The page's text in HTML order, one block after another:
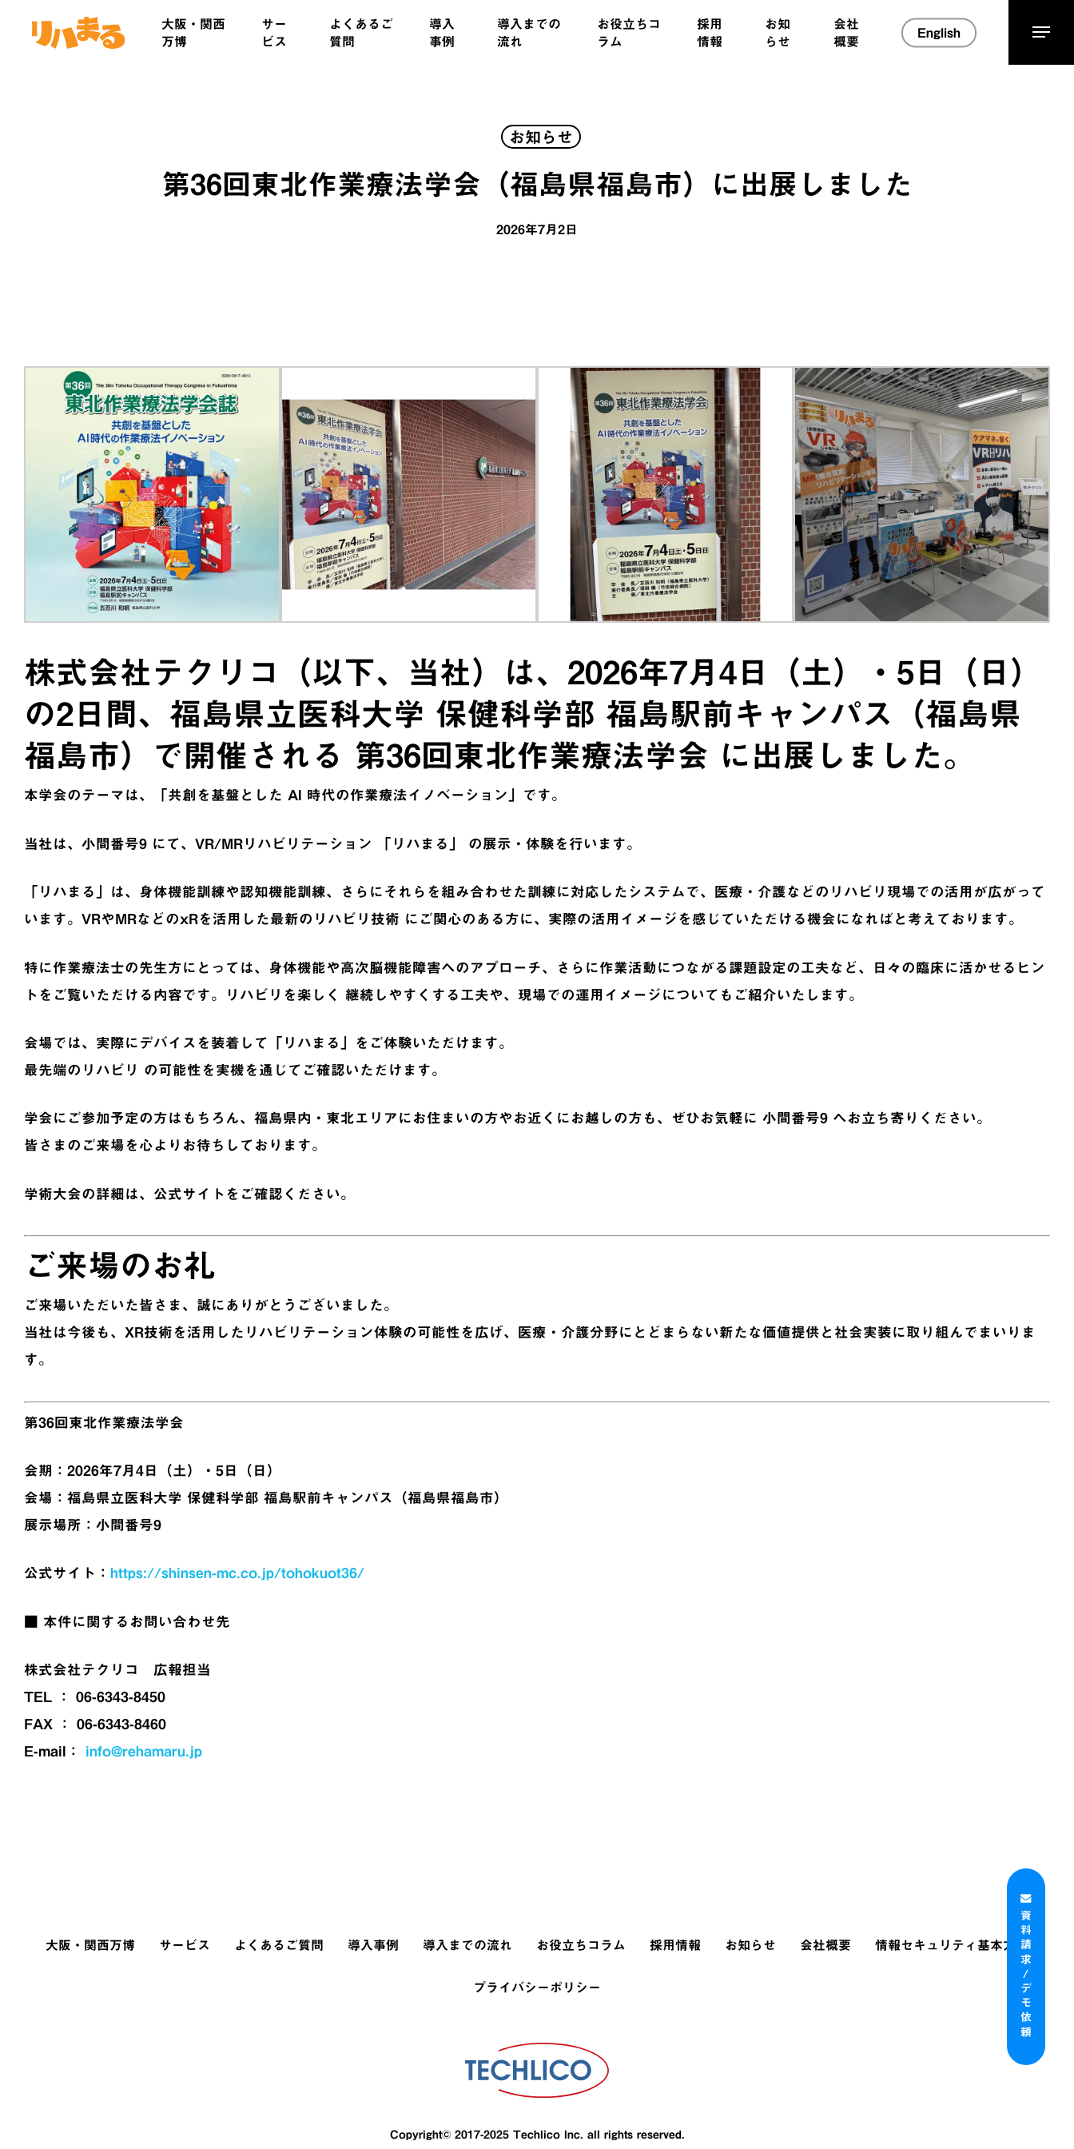
大阪・関西
万博
サー
ビス
よくあるご
質問
導入
事例
導入までの
流れ
お役立ちコ
ラム
採用
情報
お知
らせ
会社
概要
English Menu
資料請求/デモ依頼
お知らせ
第36回東北作業療法学会（福島県福島市）に出展しました
2026年7月2日
株式会社テクリコ（以下、当社）は、2026年7月4日（土）・5日（日）
の2日間、福島県立医科大学 保健科学部 福島駅前キャンパス（福島県
福島市）で開催される 第36回東北作業療法学会 に出展しました。
本学会のテーマは、「共創を基盤とした AI 時代の作業療法イノベーション」です。
当社は、小間番号9 にて、VR/MRリハビリテーション 「リハまる」 の展示・体験を行います。
「リハまる」は、身体機能訓練や認知機能訓練、さらにそれらを組み合わせた訓練に対応したシステムで、医療・介護などのリハビリ現場での活用が広がって
います。VRやMRなどのxRを活用した最新のリハビリ技術 にご関心のある方に、実際の活用イメージを感じていただける機会になればと考えております。
特に作業療法士の先生方にとっては、身体機能や高次脳機能障害へのアプローチ、さらに作業活動につながる課題設定の工夫など、日々の臨床に活かせるヒン
トをご覧いただける内容です。リハビリを楽しく 継続しやすくする工夫や、現場での運用イメージについてもご紹介いたします。
会場では、実際にデバイスを装着して「リハまる」をご体験いただけます。
最先端のリハビリ の可能性を実機を通じてご確認いただけます。
学会にご参加予定の方はもちろん、福島県内・東北エリアにお住まいの方やお近くにお越しの方も、ぜひお気軽に 小間番号9 へお立ち寄りください。
皆さまのご来場を心よりお待ちしております。
学術大会の詳細は、公式サイトをご確認ください。
ご来場のお礼
ご来場いただいた皆さま、誠にありがとうございました。
当社は今後も、XR技術を活用したリハビリテーション体験の可能性を広げ、医療・介護分野にとどまらない新たな価値提供と社会実装に取り組んでまいりま
す。
第36回東北作業療法学会
会期：2026年7月4日（土）・5日（日）
会場：福島県立医科大学 保健科学部 福島駅前キャンパス（福島県福島市）
展示場所：小間番号9
公式サイト： https://shinsen-mc.co.jp/tohokuot36/
■ 本件に関するお問い合わせ先
株式会社テクリコ 広報担当
TEL ： 06-6343-8450
FAX ： 06-6343-8460
E-mail： info@rehamaru.jp
大阪・関西万博 サービス よくあるご質問 導入事例 導入までの流れ お役立ちコラム 採用情報 お知らせ 会社概要 情報セキュリティ基本方針
プライバシーポリシー
Copyright© 2017-2025 Techlico Inc. all rights reserved.